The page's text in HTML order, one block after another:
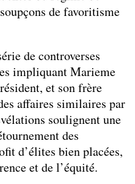
de favoritisme
de controverses
impliquant Marieme
et son frère
affaires similaires par
soulignent une
des
d’élites bien placées,
et de l’équité.